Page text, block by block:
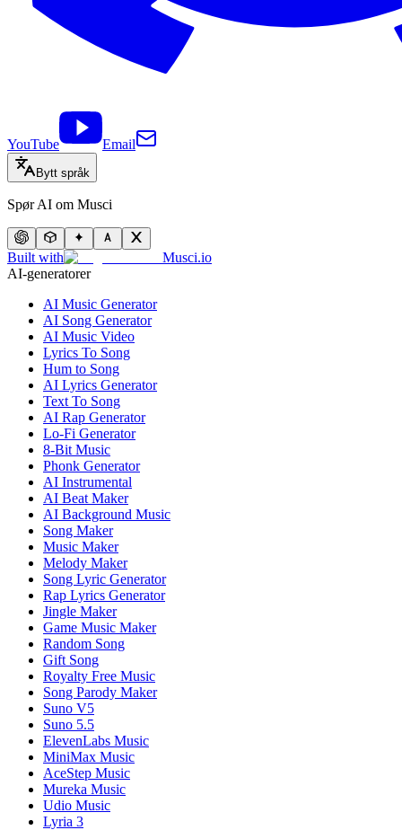
YouTube Email
Bytt språk
Spør AI om Musci
Built with
Musci.io
AI-generatorer
AI Music Generator
AI Song Generator
AI Music Video
Lyrics To Song
Hum to Song
AI Lyrics Generator
Text To Song
AI Rap Generator
Lo-Fi Generator
8-Bit Music
Phonk Generator
AI Instrumental
AI Beat Maker
AI Background Music
Song Maker
Music Maker
Melody Maker
Song Lyric Generator
Rap Lyrics Generator
Jingle Maker
Game Music Maker
Random Song
Gift Song
Royalty Free Music
Song Parody Maker
Suno V5
Suno 5.5
ElevenLabs Music
MiniMax Music
AceStep Music
Mureka Music
Udio Music
Lyria 3